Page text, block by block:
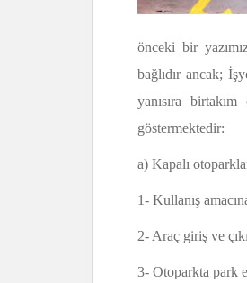
önceki bir
bağlıdır ancak;
yanısıra
göstermektedir:
a) Kapalı
1- Kullanış
2- Araç giriş ve
3- Otoparkta park